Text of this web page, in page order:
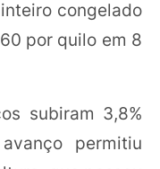
congelado
por quilo em 8
subiram 3,8%
permitiu